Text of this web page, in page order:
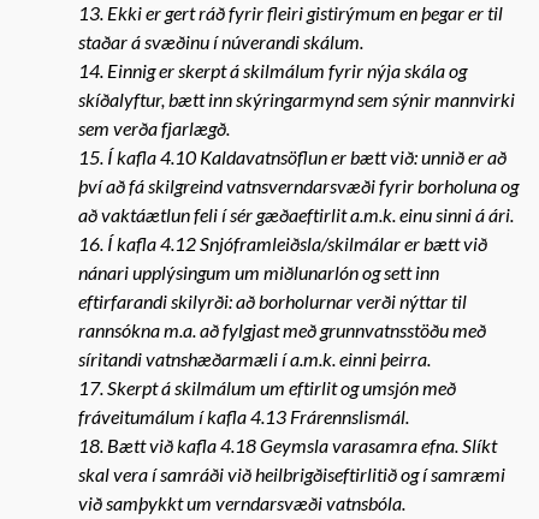
13. Ekki er gert ráð fyrir fleiri gistirýmum en þegar er til
staðar á svæðinu í núverandi skálum.
14. Einnig er skerpt á skilmálum fyrir nýja skála og
skíðalyftur, bætt inn skýringarmynd sem sýnir mannvirki
sem verða fjarlægð.
15. Í kafla 4.10 Kaldavatnsöflun er bætt við: unnið er að
því að fá skilgreind vatnsverndarsvæði fyrir borholuna og
að vaktáætlun feli í sér gæðaeftirlit a.m.k. einu sinni á ári.
16. Í kafla 4.12 Snjóframleiðsla/skilmálar er bætt við
nánari upplýsingum um miðlunarlón og sett inn
eftirfarandi skilyrði: að borholurnar verði nýttar til
rannsókna m.a. að fylgjast með grunnvatnsstöðu með
síritandi vatnshæðarmæli í a.m.k. einni þeirra.
17. Skerpt á skilmálum um eftirlit og umsjón með
fráveitumálum í kafla 4.13 Frárennslismál.
18. Bætt við kafla 4.18 Geymsla varasamra efna. Slíkt
skal vera í samráði við heilbrigðiseftirlitið og í samræmi
við samþykkt um verndarsvæði vatnsbóla.